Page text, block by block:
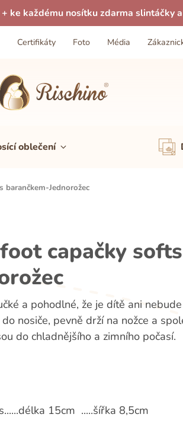
ke každému nosítku zdarma slintáčky
Certifikáty Foto Média
oblečení
barančkem-Jednorožec
capačky
a pohodlné, že je dítě ani
nosiče, pevně drží na nožce a
do chladnějšího a zimního počasí.
15cm .....šířka 8,5cm